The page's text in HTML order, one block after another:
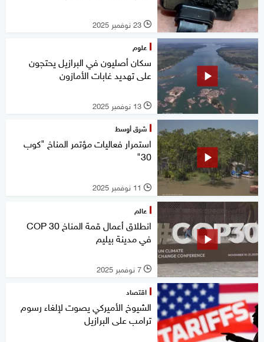
l 23 نوفمبر 2025
علوم
سكان أصليون في البرازيل يحتجون
على تهديد غابات الأمازون
l 13 نوفمبر 2025
شرق أوسط
استمرار فعاليات مؤتمر المناخ "كوب
30"
l 11 نوفمبر 2025
عالم
انطلاق أعمال قمة المناخ COP 30
في مدينة بيليم
l 7 نوفمبر 2025
اقتصاد
الشيوخ الأميركي يصوت لإلغاء رسوم
ترامب على البرازيل